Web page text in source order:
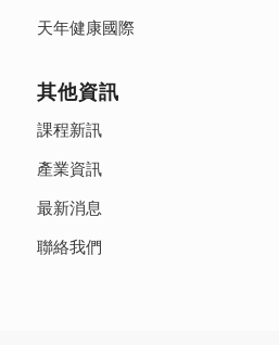
天年健康國際
其他資訊
課程新訊
產業資訊
最新消息
聯絡我們